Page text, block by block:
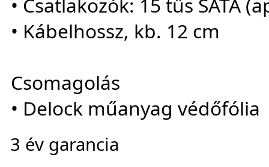
• Kábelhossz, kb. 12 cm
Csomagolás
• Delock műanyag védőfólia
3 év garancia